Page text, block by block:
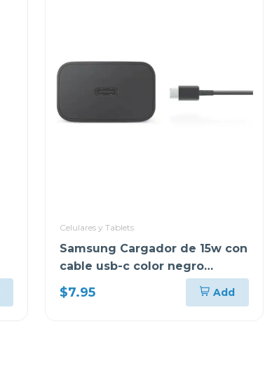
Celulares y Tablets
Samsung Cargador de 15w con
cable usb-c color negro
ept1510
$7.95 Add